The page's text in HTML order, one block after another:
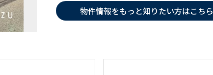
物件情報をもっと知りたい方はこちら